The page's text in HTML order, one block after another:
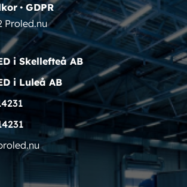
•GDPR
Proled.nu
i Skellefteå AB
i Luleå AB